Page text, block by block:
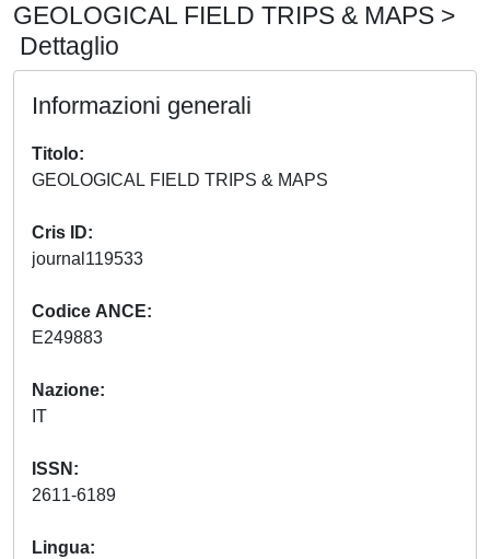
GEOLOGICAL FIELD TRIPS & MAPS >
Dettaglio
Informazioni generali
Titolo
Cris ID
Codice ANCE
Nazione
ISSN
Lingua